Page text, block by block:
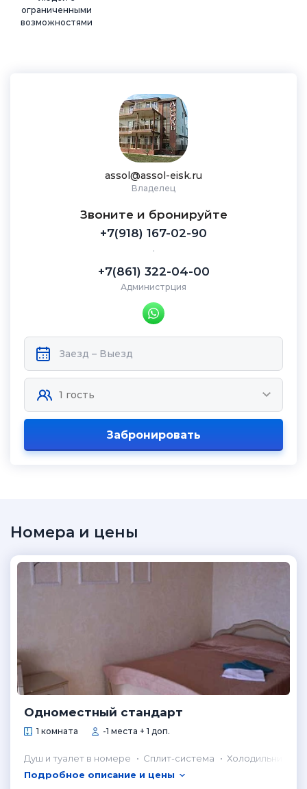
ограниченными
возможностями
assol@assol-eisk.ru
Владелец
Звоните и бронируйте
+7(918) 167-02-90
.
+7(861) 322-04-00
Администрция
Забронировать
Номера и цены
Одноместный стандарт
1 комната -1 места + 1 доп.
Душ и туалет в номере Сплит-система
Холодильник в
Подробное описание и цены